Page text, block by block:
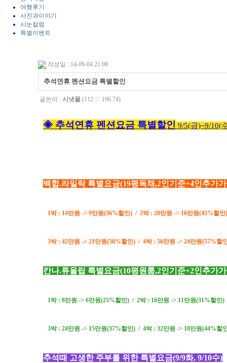
여행후기
사진과이야기
시눈칼럼
특별이벤트
작성일 : 14-09-04 21:08
추석연휴 펜션요금 특별할인
글쓴이 : 시냇물 (112.♡.196.74)
◈ 추석연휴 펜션요금 특별할인 9/5(금)~9/10(
백합.라일락 특별요금(19평독채,2인기준+4인추가
1박 : 14만원 -> 9만원(36%할인) / 2박 : 28만원 -> 16만원(43%할인)
3박 : 42만원 -> 21만원(50%할인) / 4박 : 56만원 -> 24만원(57%할
칸나.튜울립 특별요금(10평원룸,2인기준+2인추가
1박 : 8만원 -> 6만원(25%할인) / 2박 : 16만원 -> 11만원(31%할인)
3박 : 24만원 -> 15만원(37%할인) / 4박 : 32만원 -> 18만원(44%할
추석때 고생한 주부를 위한 특별요금(9/9화, 9/10수)